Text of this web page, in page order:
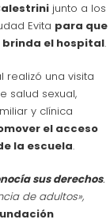
junto a los
Evita para que
brinda el hospital.
una visita
salud sexual,
y clínica
el acceso
la escuela.
sus derechos.
de adultos»,